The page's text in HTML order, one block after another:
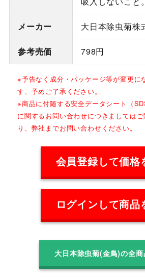
メーカー 大日本除虫菊株
参考売価 798円
※予告なく成分・パッケージ等が変更に
す、予めご了承ください。
※商品に付随する安全データシート（
に関するお問い合わせにつきましては
り、弊社までお問い合わせください。
会員登録して価格
ログインして商品
大日本除虫菊(金鳥)の全商